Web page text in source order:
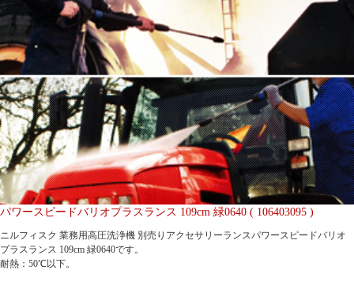
パワースピードバリオプラスランス 109cm 緑0640 ( 106403095 )
ニルフィスク 業務用高圧洗浄機 別売りアクセサリーランスパワースピードバリオ
プラスランス 109cm 緑0640です。
耐熱：50℃以下。